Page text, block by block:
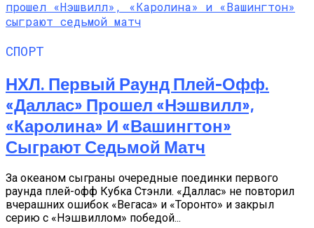
СПОРТ
НХЛ. Первый Раунд Плей-Офф.
«Даллас» Прошел «Нэшвилл»,
«Каролина» И «Вашингтон»
Сыграют Седьмой Матч
За океаном сыграны очередные поединки первого
раунда плей-офф Кубка Стэнли. «Даллас» не повторил
вчерашних ошибок «Вегаса» и «Торонто» и закрыл
серию с «Нэшвиллом» победой...